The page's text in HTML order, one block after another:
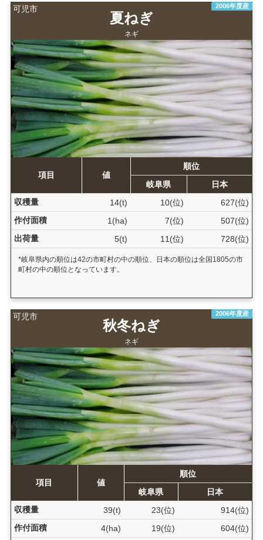
可児市 2006年度産
夏ねぎ
ネギ
項目 値
順位
岐阜県
日本
収穫量
14(t) 10(位)
627(位)
作付面積
1(ha) 7(位)
507(位)
出荷量
5(t) 11(位) 728(位)
*岐阜県内の順位は42の市町村の中の順位、日本の順位は全国1805の市
町村の中の順位となっています。
可児市 2006年度産
秋冬ねぎ
ネギ
項目 値
順位
岐阜県
日本
収穫量
39(t) 23(位)
914(位)
作付面積
4(ha) 19(位)
604(位)